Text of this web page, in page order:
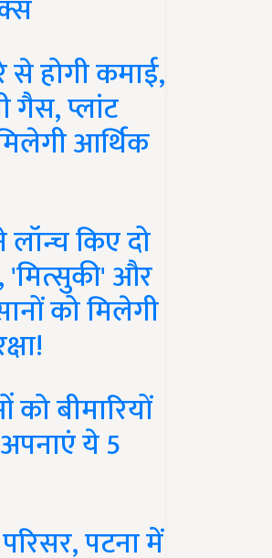
होगी कमाई,
गैस, प्लांट
आर्थिक
किए दो
'मित्सुकी' और
को मिलेगी
बीमारियों
ये 5
पटना में